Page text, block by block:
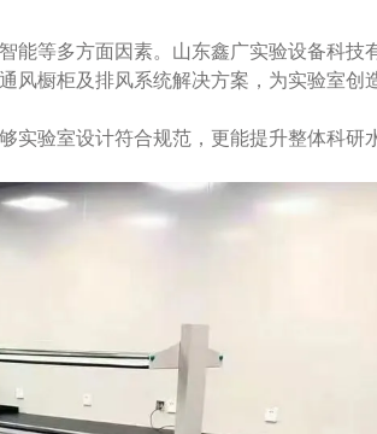
能等多方面因素。山东鑫广实验设备科技
风橱柜及排风系统解决方案，为实验室创
实验室设计符合规范，更能提升整体科研